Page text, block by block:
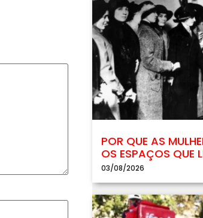
POR QUE AS
OS ESPAÇOS QUE
03/08/2026